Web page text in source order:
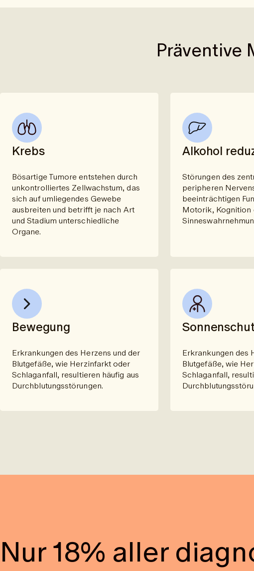
Präventive
Krebs
Bösartige Tumore entstehen durch
unkontrolliertes Zellwachstum, das
sich auf umliegendes Gewebe
ausbreiten und betrifft je nach Art
und Stadium unterschiedliche
Organe.
Alkohol
Störungen des
peripheren
beeinträchtigen
Motorik, Kognition
Bewegung
Erkrankungen des Herzens und der
Blutgefäße, wie Herzinfarkt oder
Schlaganfall, resultieren häufig aus
Durchblutungsstörungen.
Erkrankungen des
Blutgefäße, wie
Schlaganfall,
Nur 18% aller